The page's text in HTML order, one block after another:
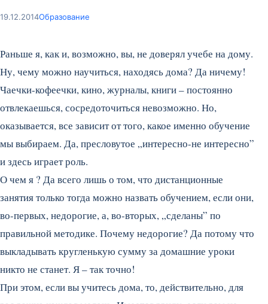
19.12.2014Образование
Раньше я, как и, возможно, вы, не доверял учебе на дому.
Ну, чему можно научиться, находясь дома? Да ничему!
Чаечки-кофеечки, кино, журналы, книги – постоянно
отвлекаешься, сосредоточиться невозможно. Но,
оказывается, все зависит от того, какое именно обучение
мы выбираем. Да, пресловутое „интересно-не интересно”
и здесь играет роль.
О чем я ? Да всего лишь о том, что дистанционные
занятия только тогда можно назвать обучением, если они,
во-первых, недорогие, а, во-вторых, „сделаны” по
правильной методике. Почему недорогие? Да потому что
выкладывать кругленькую сумму за домашние уроки
никто не станет. Я – так точно!
При этом, если вы учитесь дома, то, действительно, для